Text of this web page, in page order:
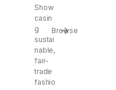
Show
casin
g
sustai
nable,
fair-
trade
fashio
Browse